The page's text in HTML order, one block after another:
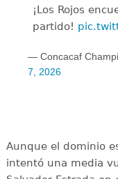
¡Los Rojos
partido!
— Concacaf
7, 2026
Aunque el dominio
intentó una media